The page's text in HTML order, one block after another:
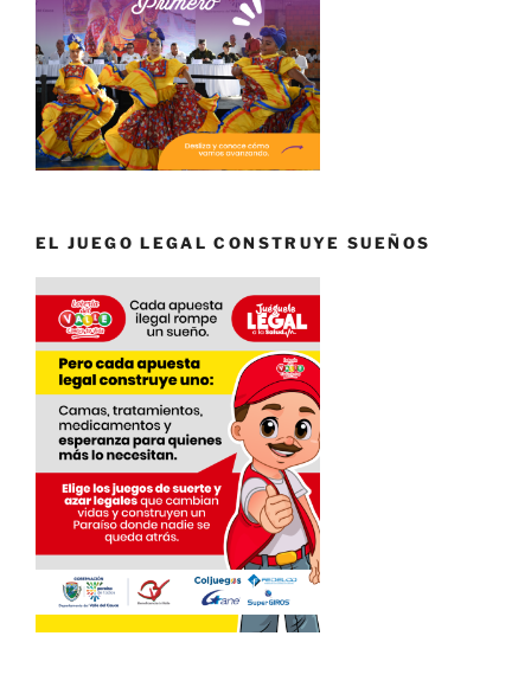
EL JUEGO LEGAL CONSTRUYE SUEÑOS